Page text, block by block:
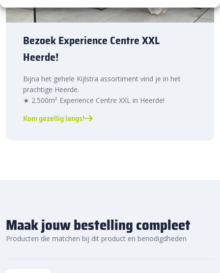
Bezoek Experience Centre XXL
Heerde!
Bijna het gehele Kijlstra assortiment vind je in het
prachtige Heerde.
★ 2.500m² Experience Centre XXL in Heerde!
Kom gezellig langs!
Maak jouw bestelling compleet
Producten die matchen bij dit product en benodigdheden